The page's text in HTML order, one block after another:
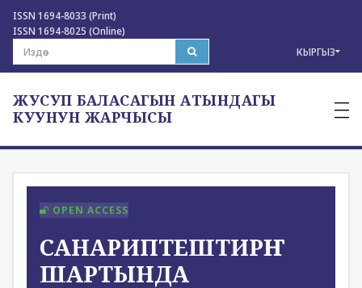
ISSN 1694-8033 (Print)
ISSN 1694-8025 (Online)
КЫРГЫЗ
ЖУСУП БАЛАСАГЫН АТЫНДАГЫ
КУУНУН ЖАРЧЫСЫ
—
—
—
OPEN ACCESS
САНАРИПТЕШТИРҤҤ
ШАРТЫНДА